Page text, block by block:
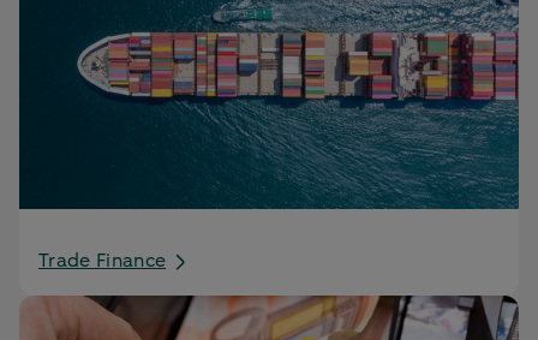
Trade Finance